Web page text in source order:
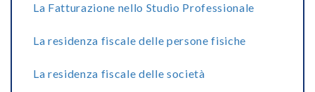
La Fatturazione nello Studio Professionale
La residenza fiscale delle persone fisiche
La residenza fiscale delle società